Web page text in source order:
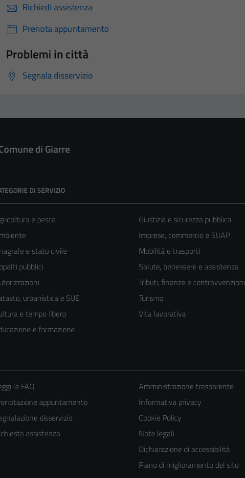
Richiedi assistenza
Prenota appuntamento
Problemi in città
Segnala disservizio
di Giarre
DI SERVIZIO
e pesca
e stato civile
pubblici
urbanistica e SUE
e tempo libero
e formazione
Giustizia e sicurezza pubblica
Imprese, commercio e SUAP
Mobilità e trasporti
Salute, benessere e assistenza
Tributi, finanze e contravvenzioni
Turismo
Vita lavorativa
le FAQ
appuntamento
disservizio
assistenza
Amministrazione trasparente
Informativa privacy
Cookie Policy
Note legali
Dichiarazione di accessibilità
Piano di miglioramento del sito